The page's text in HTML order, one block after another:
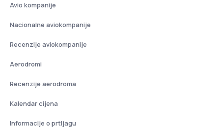
Avio kompanije
Nacionalne aviokompanije
Recenzije aviokompanije
Aerodromi
Recenzije aerodroma
Kalendar cijena
Informacije o prtljagu